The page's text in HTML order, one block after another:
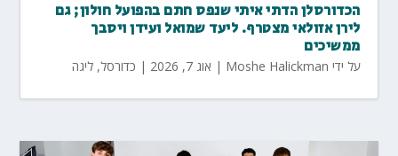
הכדורסלן הדתי איתי שנפס חתם בהפועל חולון; גם
לירן אזולאי מצטרף. ליעד שמואל ועידן ויסבך
ממשיכים
על ידי Moshe Halickman
| אוג 7, 2026 | כדורסל,ליגה